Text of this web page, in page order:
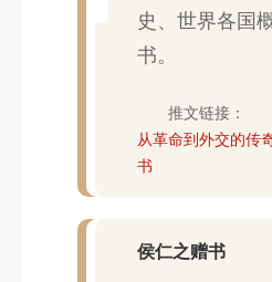
史、世界各国
书。
推文链接：
从革命到外交的
书
侯仁之赠书